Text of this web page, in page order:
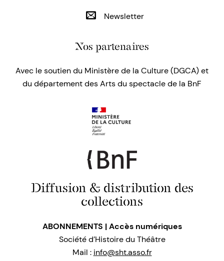
Newsletter
Nos partenaires
Avec le soutien du Ministère de la Culture (DGCA) et
du département des Arts du spectacle de la BnF
Diffusion & distribution des
collections
ABONNEMENTS | Accès numériques
Société d’Histoire du Théâtre
Mail : info@sht.asso.fr